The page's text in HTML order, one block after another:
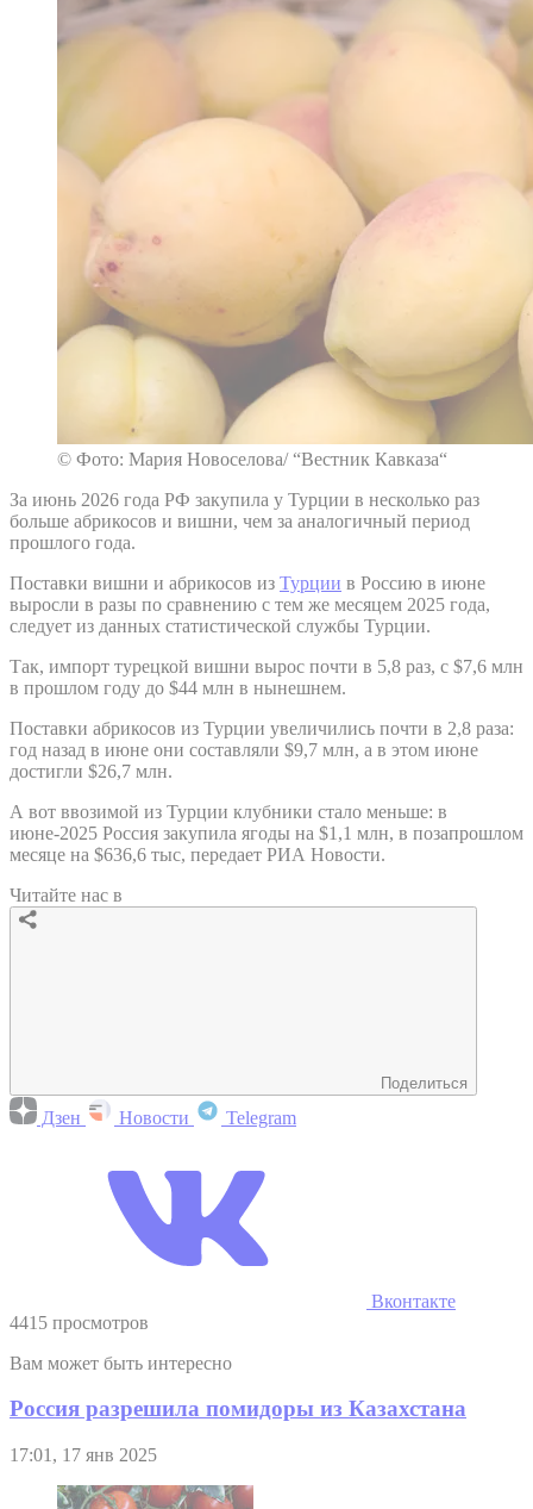
© Фото: Мария Новоселова/ “Вестник Кавказа“
За июнь 2026 года РФ закупила у Турции в несколько раз
больше абрикосов и вишни, чем за аналогичный период
прошлого года.
Поставки вишни и абрикосов из Турции в Россию в июне
выросли в разы по сравнению с тем же месяцем 2025 года,
следует из данных статистической службы Турции.
Так, импорт турецкой вишни вырос почти в 5,8 раз, с $7,6 млн
в прошлом году до $44 млн в нынешнем.
Поставки абрикосов из Турции увеличились почти в 2,8 раза:
год назад в июне они составляли $9,7 млн, а в этом июне
достигли $26,7 млн.
А вот ввозимой из Турции клубники стало меньше: в
июне-2025 Россия закупила ягоды на $1,1 млн, в позапрошлом
месяце на $636,6 тыс, передает РИА Новости.
Читайте нас в
Поделиться
Дзен Новости Telegram
Вконтакте
4415 просмотров
Вам может быть интересно
Россия разрешила помидоры из Казахстана
17:01, 17 янв 2025